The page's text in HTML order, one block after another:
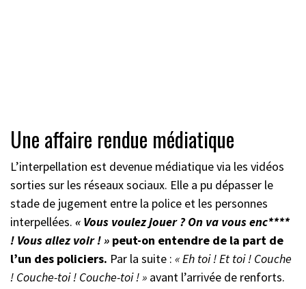
Une affaire rendue médiatique
L’interpellation est devenue médiatique via les vidéos
sorties sur les réseaux sociaux. Elle a pu dépasser le
stade de jugement entre la police et les personnes
interpellées. « Vous voulez jouer ? On va vous enc****
! Vous allez voir ! » peut-on entendre de la part de
l’un des policiers. Par la suite : « Eh toi ! Et toi ! Couche
! Couche-toi ! Couche-toi ! » avant l’arrivée de renforts.